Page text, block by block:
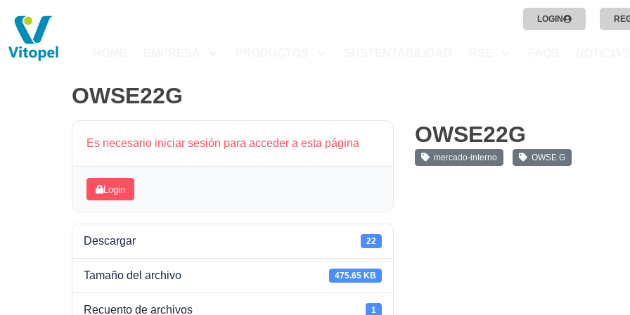
LOGIN
OWSE22G
Es necesario iniciar sesión para acceder a esta página
Login
Descargar 22
Tamaño del archivo 475.65 KB
Recuento de archivos 1
OWSE22G
mercado-interno OWSE G